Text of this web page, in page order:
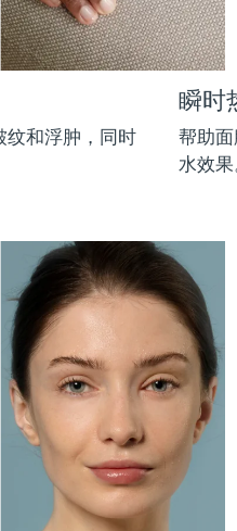
纹和浮肿，同时
瞬时
帮助
水效
go
hair removal
Prep Gel
removal gel
serum
device
Solution
备
devices
massager
massagers
.
理
essentials
护发
massager
Peptide Scalp
Whitening Gel
男士
预计送达日期8/9/26
预计送达日期8/8/26
8/9/26
8/6/26
预计送达日期 8/10/26
预计送达日期 8/12/26
预计送达日期8/8/26
8/11/26
预计送达日期8/13/26
预计送达日期